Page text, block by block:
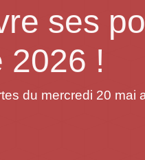
ses
2026 !
du mercredi 20 mai